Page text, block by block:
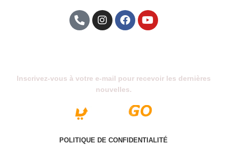
Inscrivez-vous à votre e-mail pour recevoir les dernières
nouvelles.
POLITIQUE DE CONFIDENTIALITÉ